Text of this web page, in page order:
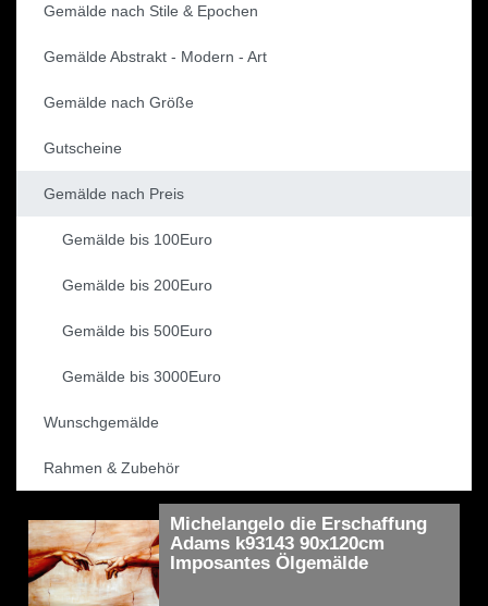
Gemälde nach Stile & Epochen
Gemälde Abstrakt - Modern - Art
Gemälde nach Größe
Gutscheine
Gemälde nach Preis
Gemälde bis 100Euro
Gemälde bis 200Euro
Gemälde bis 500Euro
Gemälde bis 3000Euro
Wunschgemälde
Rahmen & Zubehör
Michelangelo die Erschaffung
Adams k93143 90x120cm
Imposantes Ölgemälde